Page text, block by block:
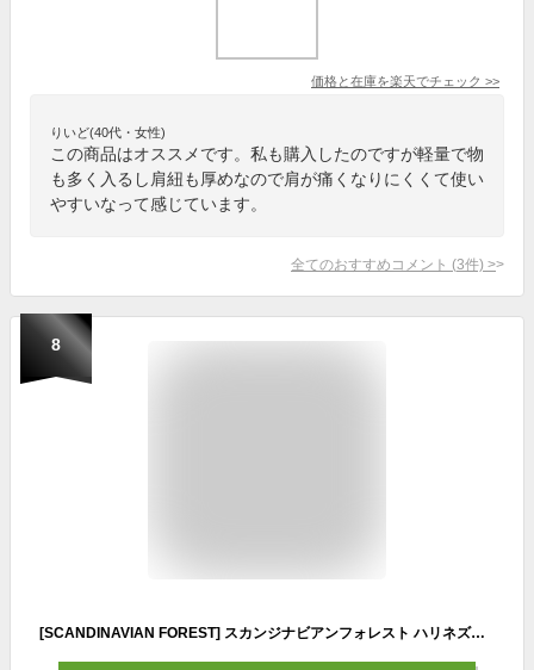
価格と在庫を楽天でチェック >>
りいど(40代・女性)
この商品はオススメです。私も購入したのですが軽量で物
も多く入るし肩紐も厚めなので肩が痛くなりにくくて使い
やすいなって感じています。
全てのおすすめコメント (3件) >
8
[SCANDINAVIAN FOREST] スカンジナビアンフォレスト ハリネズミ リュック リュックサック トート ショルダー バックパック レディース キッズ アウトドア 通学 高校 部活 人気 スポーツ 251-kesf165 A4ファイル対応 (ミルクティー)